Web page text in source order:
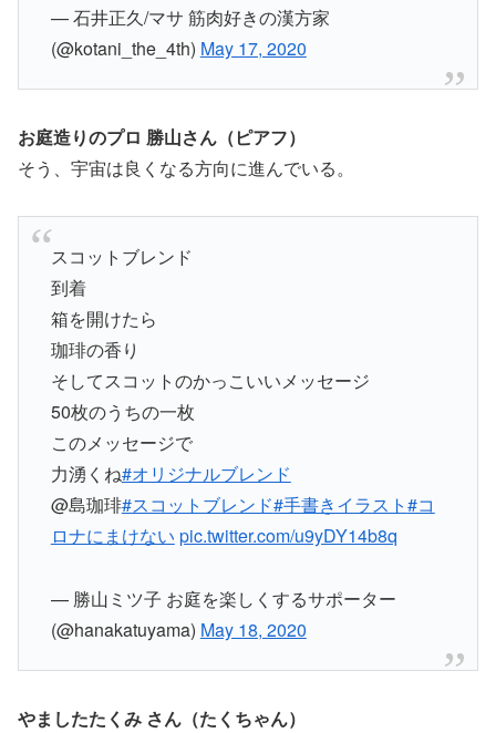
— 石井正久/マサ 筋肉好きの漢方家
(@kotani_the_4th) May 17, 2020
お庭造りのプロ 勝山さん（ピアフ）
そう、宇宙は良くなる方向に進んでいる。
スコットブレンド
到着
箱を開けたら
珈琲の香り
そしてスコットのかっこいいメッセージ
50枚のうちの一枚
このメッセージで
力湧くね#オリジナルブレンド
@島珈琲#スコットブレンド#手書きイラスト#コ
ロナにまけない pic.twitter.com/u9yDY14b8q
— 勝山ミツ子 お庭を楽しくするサポーター
(@hanakatuyama) May 18, 2020
やましたたくみ さん（たくちゃん）